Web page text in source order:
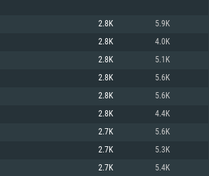
시스템 요구사항
bit)
이상
Core i5 (Intel Xeon 은 지원하지 않습니다)
신 버전
2.8K 5.9K
2.8K 4.0K
2.8K 5.1K
2.8K 5.6K
2.8K 5.6K
2.8K 4.4K
2.7K 5.6K
2.7K 5.3K
2.7K 5.4K